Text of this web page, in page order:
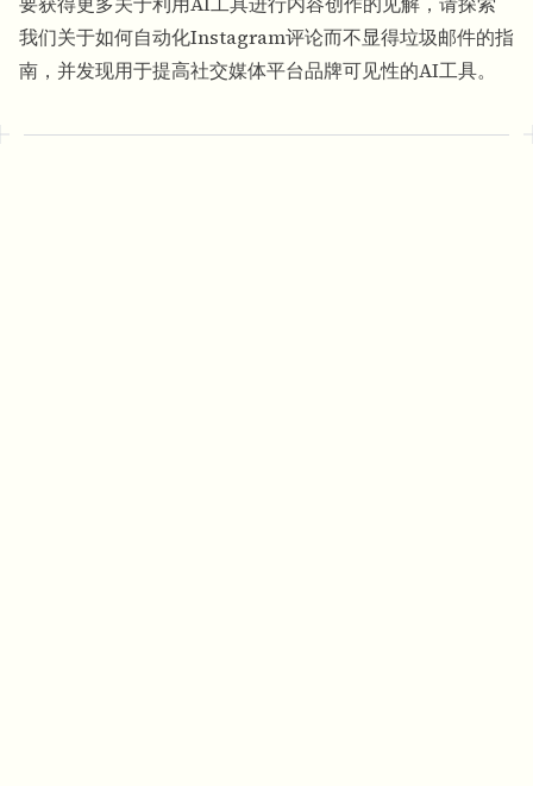
我们关于如何自动化Instagram评论而不显得垃圾邮件的指
南，并发现用于提高社交媒体平台品牌可见性的AI工具。